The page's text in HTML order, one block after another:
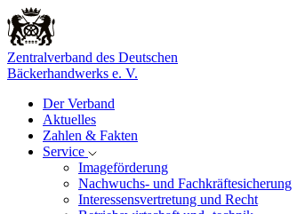
Zentralverband des Deutschen
Bäckerhandwerks e. V.
Der Verband
Aktuelles
Zahlen & Fakten
Service
Imageförderung
Nachwuchs- und Fachkräftesicherung
Interessensvertretung und Recht